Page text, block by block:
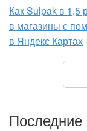
Как Sulpak в 1,5
в магазины с
в Яндекс Картах